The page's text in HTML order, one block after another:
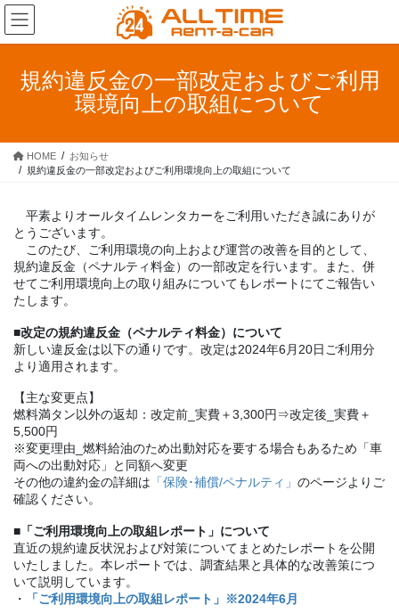
コ
ン
テ
ナ
ビ
ゲ
規約違反金の一部改定およびご利用
環境向上の取組について
HOME
お知らせ
規約違反金の一部改定およびご利用環境向上の取組について
平素よりオールタイムレンタカーをご利用いただき誠にありが
とうございます。
このたび、ご利用環境の向上および運営の改善を目的として、
規約違反金（ペナルティ料金）の一部改定を行います。また、併
せてご利用環境向上の取り組みについてもレポートにてご報告い
たします。
■改定の規約違反金（ペナルティ料金）について
新しい違反金は以下の通りです。改定は2024年6月20日ご利用分
より適用されます。
【主な変更点】
燃料満タン以外の返却：改定前_実費＋3,300円⇒改定後_実費＋
5,500円
※変更理由_燃料給油のため出動対応を要する場合もあるため「車
両への出動対応」と同額へ変更
その他の違約金の詳細は 「保険･補償/ペナルティ」 のページよりご
確認ください。
■「ご利用環境向上の取組レポート」について
直近の規約違反状況および対策についてまとめたレポートを公開
いたしました。本レポートでは、調査結果と具体的な改善策につ
いて説明しています。
・
「ご利用環境向上の取組レポート」※2024年6月